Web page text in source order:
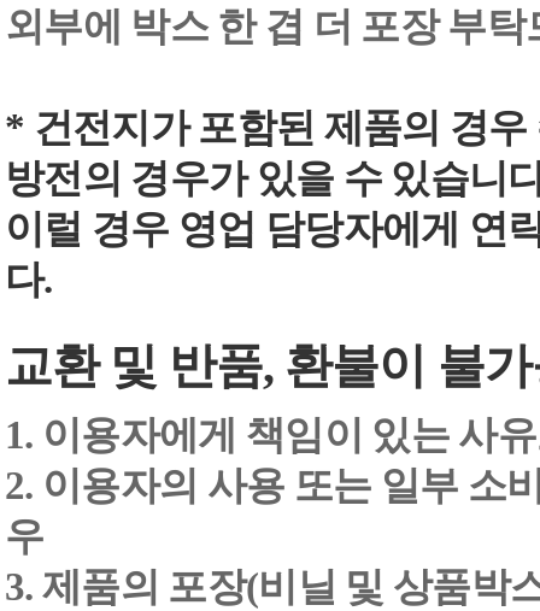
외부에 박스 한 겹 더 포장 부탁
* 건전지가 포함된 제품의 경
방전의 경우가 있을 수 있습니
이럴 경우 영업 담당자에게 연
다.
교환 및 반품, 환불이 불
1. 이용자에게 책임이 있는 사
2. 이용자의 사용 또는 일부 소
우
3. 제품의 포장(비닐 및 상품박